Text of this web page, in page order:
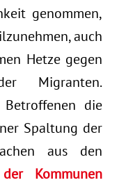
genommen,
auch
Hetze gegen
Migranten.
die
Spaltung der
aus den
Kommunen